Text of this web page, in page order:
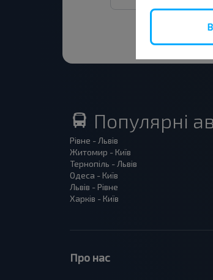
Популярні
Рівне - Львів
Житомир - Київ
Тернопіль - Львів
Одеса - Київ
Львів - Рівне
Харків - Київ
Про нас